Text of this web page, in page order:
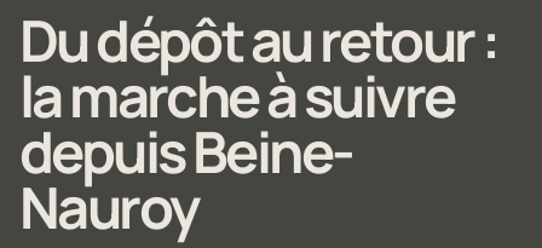
Du dépôt au retour :
la marche à suivre
depuis Beine-
Nauroy